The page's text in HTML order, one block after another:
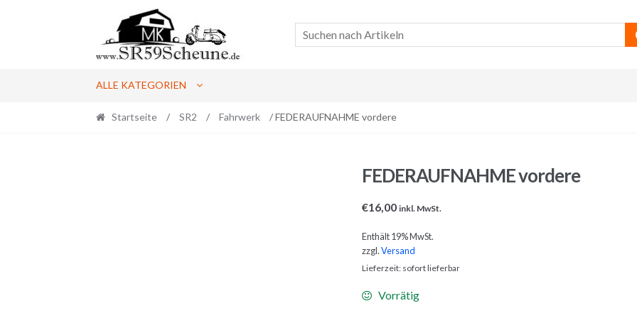
navigation
content
ALLE KATEGORIEN
Startseite / SR2 / Fahrwerk / FEDERAUFNAHME vordere
FEDERAUFNAHME vordere
€16,00 inkl. MwSt.
Enthält 19% MwSt.
zzgl.Versand
Lieferzeit: sofort lieferbar
Vorrätig